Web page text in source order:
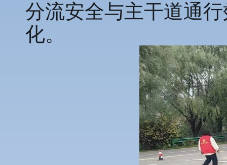
分流安全与主干道通
化。